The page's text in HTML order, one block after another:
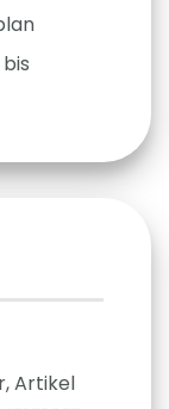
Artikel